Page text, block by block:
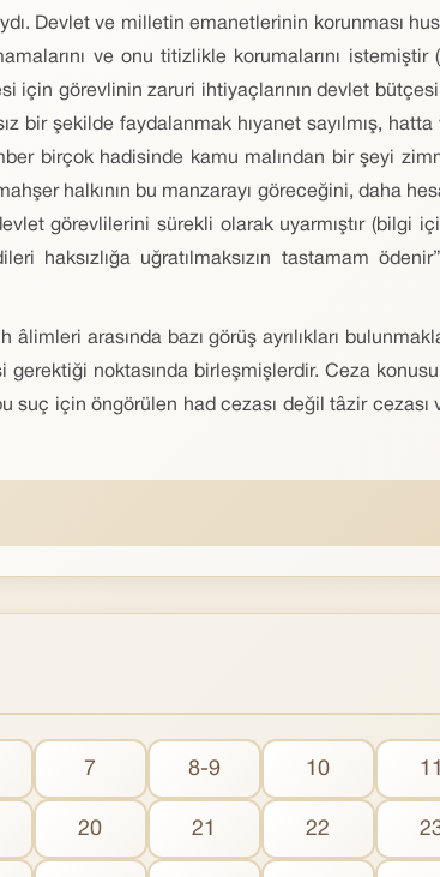
Devlet ve milletin emanetlerinin korunması
ve onu titizlikle korumalarını
için görevlinin zaruri ihtiyaçlarının devlet
bir şekilde faydalanmak hıyanet sayılmış,
birçok hadisinde kamu malından bir şeyi
halkının bu manzarayı göreceğini, daha
görevlilerini sürekli olarak uyarmıştır (bilgi
haksızlığa uğratılmaksızın tastamam
âlimleri arasında bazı görüş ayrılıkları
noktasında birleşmişlerdir. Ceza
suç için öngörülen had cezası değil tâzir
7 8-9 10 11
20 21 22